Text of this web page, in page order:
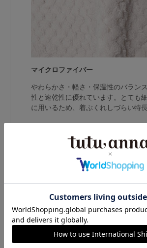
マイクロファイバー
やわらかさ・軽さ・保温性のバラン
性と速乾性に優れています。とても
に用いるため、着ぶくれしづらい特
マイクロボア